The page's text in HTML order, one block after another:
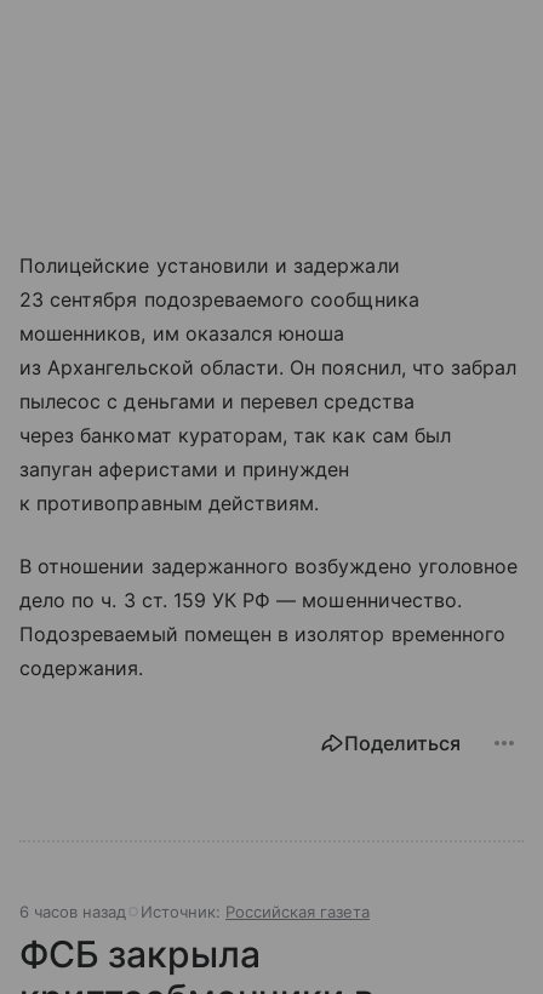
Полицейские установили и задержали
23 сентября подозреваемого сообщника
мошенников, им оказался юноша
из Архангельской области. Он пояснил, что забрал
пылесос с деньгами и перевел средства
через банкомат кураторам, так как сам был
запуган аферистами и принужден
к противоправным действиям.
В отношении задержанного возбуждено уголовное
дело по ч. 3 ст. 159 УК РФ — мошенничество.
Подозреваемый помещен в изолятор временного
содержания.
Поделиться
6 часов назад Источник: Российская газета
ФСБ закрыла